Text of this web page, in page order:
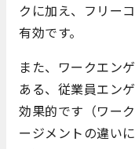
クに加え、フリー
有効です。
また、ワークエン
ある、従業員エン
効果的です（ワー
ージメントの違い